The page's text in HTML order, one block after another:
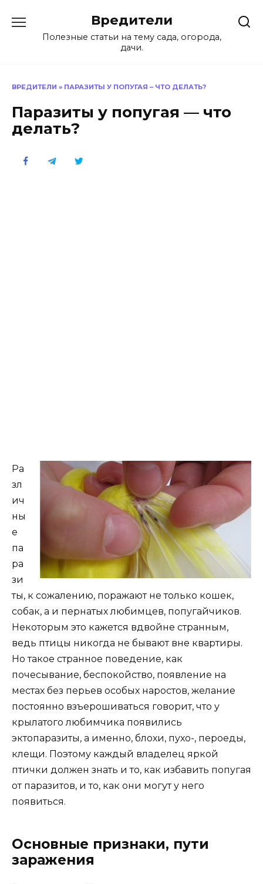
содержанию
Вредители
Полезные статьи на тему сада, огорода,
дачи.
ВРЕДИТЕЛИ » ПАРАЗИТЫ У ПОПУГАЯ – ЧТО ДЕЛАТЬ?
Паразиты у попугая — что
делать?
Ра
зл
ич
ны
е
па
ра
зи
ты, к сожалению, поражают не только кошек,
собак, а и пернатых любимцев, попугайчиков.
Некоторым это кажется вдвойне странным,
ведь птицы никогда не бывают вне квартиры.
Но такое странное поведение, как
почесывание, беспокойство, появление на
местах без перьев особых наростов, желание
постоянно взъерошиваться говорит, что у
крылатого любимчика появились
эктопаразиты, а именно, блохи, пухо-, пероеды,
клещи. Поэтому каждый владелец яркой
птички должен знать и то, как избавить попугая
от паразитов, и то, как они могут у него
появиться.
Основные признаки, пути
заражения